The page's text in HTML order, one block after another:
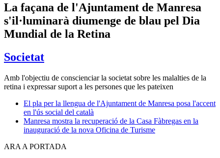
La façana de l'Ajuntament de Manresa
s'il·luminarà diumenge de blau pel Dia
Mundial de la Retina
Societat
Amb l'objectiu de conscienciar la societat sobre les malalties de la
retina i expressar suport a les persones que les pateixen
El pla per la llengua de l'Ajuntament de Manresa posa l'accent
en l'ús social del català
Manresa mostra la recuperació de la Casa Fàbregas en la
inauguració de la nova Oficina de Turisme
ARA A PORTADA